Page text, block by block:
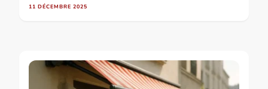
11 DÉCEMBRE 2025